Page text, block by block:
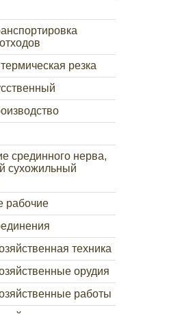
резка
срединного нерва,
сухожильный
рабочие
техника
орудия
работы